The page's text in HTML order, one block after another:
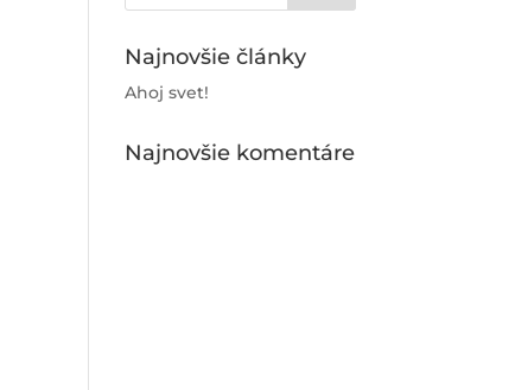
Najnovšie články
Ahoj svet!
Najnovšie komentáre